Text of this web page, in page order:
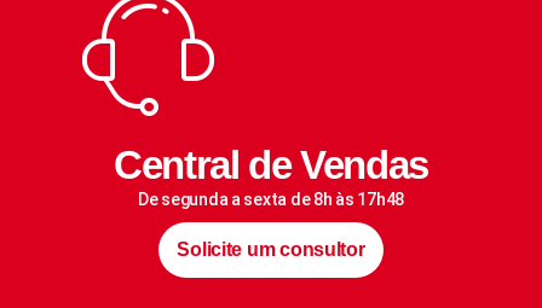
Central de Vendas
De segunda a sexta de 8h às 17h48
Solicite um consultor